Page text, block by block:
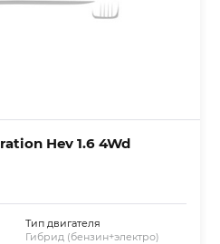
Hev 1.6 4Wd
Тип двигателя
Гибрид (бензин+электро)